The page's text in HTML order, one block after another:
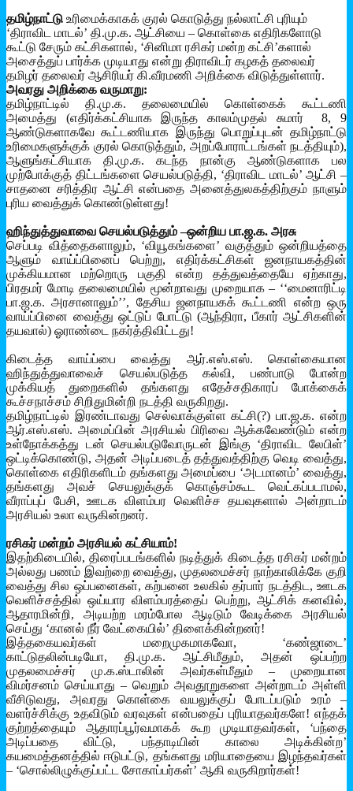
தமிழ்நாட்டு உரிமைக்காகக் குரல் கொடுத்து நல்லாட்சி புரியும்
‘திராவிட மாடல்’ தி.மு.க. ஆட்சியை – கொள்கை எதிரிகளோடு
கூட்டு சேரும் கட்சிகளால், ‘சினிமா ரசிகர் மன்ற கட்சி’களால்
அசைத்துப் பார்க்க முடியாது என்று திராவிடர் கழகத் தலைவர்
தமிழர் தலைவர் ஆசிரியர் கி.வீரமணி அறிக்கை விடுத்துள்ளார்.
அவரது அறிக்கை வருமாறு:
தமிழ்நாட்டில் தி.மு.க. தலைமையில் கொள்கைக் கூட்டணி
அமைத்து (எதிர்க்கட்சியாக இருந்த காலம்முதல் சுமார் 8, 9
ஆண்டுகளாகவே கூட்டணியாக இருந்து பொறுப்புடன் தமிழ்நாட்டு
உரிமைகளுக்குக் குரல் கொடுத்தும், அறப்போராட்டங்கள் நடத்தியும்),
ஆளுங்கட்சியாக தி.மு.க. கடந்த நான்கு ஆண்டுகளாக பல
முற்போக்குத் திட்டங்களை செயல்படுத்தி, ‘திராவிட மாடல்’ ஆட்சி –
சாதனை சரித்திர ஆட்சி என்பதை அனைத்துலகத்திற்கும் நாளும்
புரிய வைத்துக் கொண்டுள்ளது!
ஹிந்துத்துவாவை செயல்படுத்தும் –ஒன்றிய பா.ஜ.க. அரசு
செப்படி வித்தைகளாலும், ‘வியூகங்களை’ வகுத்தும் ஒன்றியத்தை
ஆளும் வாய்ப்பினைப் பெற்று, எதிர்க்கட்சிகள் ஜனநாயகத்தின்
முக்கியமான மற்றொரு பகுதி என்ற தத்துவத்தையே ஏற்காது,
பிரதமர் மோடி தலைமையில் மூன்றாவது முறையாக – ‘‘மைனாரிட்டி
பா.ஜ.க. அரசானாலும்’’, தேசிய ஜனநாயகக் கூட்டணி என்ற ஒரு
வாய்ப்பினை வைத்து ஒட்டுப் போட்டு (ஆந்திரா, பீகார் ஆட்சிகளின்
தயவால்) ஓராண்டை நகர்த்திவிட்டது!
கிடைத்த வாய்ப்பை வைத்து ஆர்.எஸ்.எஸ். கொள்கையான
ஹிந்துத்துவாவைச் செயல்படுத்த கல்வி, பண்பாடு போன்ற
முக்கியத் துறைகளில் தங்களது எதேச்சதிகாரப் போக்கைக்
கூச்சநாச்சம் சிறிதுமின்றி நடத்தி வருகிறது.
தமிழ்நாட்டில் இரண்டாவது செல்வாக்குள்ள கட்சி(?) பா.ஜ.க. என்ற
ஆர்.எஸ்.எஸ். அமைப்பின் அரசியல் பிரிவை ஆக்கவேண்டும் என்ற
உள்நோக்கத்து டன் செயல்படுவோருடன் இங்கு ‘திராவிட லேபிள்’
ஒட்டிக்கொண்டு, அதன் அடிப்படைத் தத்துவத்திற்கு வெடி வைத்து,
கொள்கை எதிரிகளிடம் தங்களது அமைப்பை ‘அடமானம்’ வைத்து,
தங்களது அவச் செயலுக்குக் கொஞ்சம்கூட வெட்கப்படாமல்,
வீராப்புப் பேசி, ஊடக விளம்பர வெளிச்ச தயவுகளால் அன்றாடம்
அரசியல் உலா வருகின்றனர்.
ரசிகர் மன்றம் அரசியல் கட்சியாம்!
இதற்கிடையில், திரைப்படங்களில் நடித்துக் கிடைத்த ரசிகர் மன்றம்
அல்லது பணம் இவற்றை வைத்து, முதலமைச்சர் நாற்காலிக்கே குறி
வைத்து சில ஒப்பனைகள், கற்பனை உலகில் தர்பார் நடத்திட, ஊடக
வெளிச்சத்தில் ஒய்யார விளம்பரத்தைப் பெற்று, ஆட்சிக் கனவில்,
ஆதாரமின்றி, அடியற்ற மரம்போல ஆடிடும் வேடிக்கை அரசியல்
செய்து ‘கானல் நீர் வேட்கையில்’ திளைக்கின்றனர்!
இத்தகையவர்கள் மறைமுகமாகவோ, ‘கண்ஜாடை’
காட்டுதலின்படியோ, தி.மு.க. ஆட்சிமீதும், அதன் ஒப்பற்ற
முதலமைச்சர் மு.க.ஸ்டாலின் அவர்கள்மீதும் – முறையான
விமர்சனம் செய்யாது – வெறும் அவதூறுகளை அன்றாடம் அள்ளி
வீசிடுவது, அவரது கொள்கை வயலுக்குப் போடப்படும் உரம் –
வளர்ச்சிக்கு உதவிடும் வரவுகள் என்பதைப் புரியாதவர்களே! எந்தக்
குற்றத்தையும் ஆதாரப்பூர்வமாகக் கூற முடியாதவர்கள், ‘பந்தை
அடிப்பதை விட்டு, பந்தாடியின் காலை அடிக்கின்ற’
கயமைத்தனத்தில் ஈடுபட்டு, தங்களது மரியாதையை இழந்தவர்கள்
– ‘சொல்லிழுக்குப்பட்ட சோகாப்பர்கள்’ ஆகி வருகிறார்கள்!